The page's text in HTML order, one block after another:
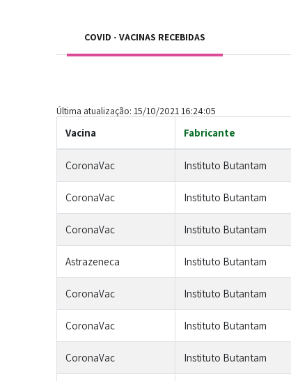
COVID - VACINAS RECEBIDAS
Última atualização: 15/10/2021 16:24:05
Vacina Fabricante
CoronaVac Instituto Butantam
CoronaVac Instituto Butantam
CoronaVac Instituto Butantam
Astrazeneca Instituto Butantam
CoronaVac Instituto Butantam
CoronaVac Instituto Butantam
CoronaVac Instituto Butantam